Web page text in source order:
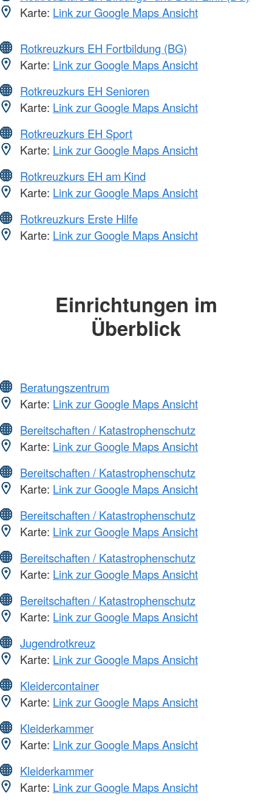
Karte: Link zur Google Maps Ansicht
Rotkreuzkurs EH Fortbildung (BG)
Karte: Link zur Google Maps Ansicht
Rotkreuzkurs EH Senioren
Karte: Link zur Google Maps Ansicht
Rotkreuzkurs EH Sport
Karte: Link zur Google Maps Ansicht
Rotkreuzkurs EH am Kind
Karte: Link zur Google Maps Ansicht
Rotkreuzkurs Erste Hilfe
Karte: Link zur Google Maps Ansicht
Einrichtungen im
Überblick
Beratungszentrum
Karte: Link zur Google Maps Ansicht
Bereitschaften / Katastrophenschutz
Karte: Link zur Google Maps Ansicht
Bereitschaften / Katastrophenschutz
Karte: Link zur Google Maps Ansicht
Bereitschaften / Katastrophenschutz
Karte: Link zur Google Maps Ansicht
Bereitschaften / Katastrophenschutz
Karte: Link zur Google Maps Ansicht
Bereitschaften / Katastrophenschutz
Karte: Link zur Google Maps Ansicht
Jugendrotkreuz
Karte: Link zur Google Maps Ansicht
Kleidercontainer
Karte: Link zur Google Maps Ansicht
Kleiderkammer
Karte: Link zur Google Maps Ansicht
Kleiderkammer
Karte: Link zur Google Maps Ansicht